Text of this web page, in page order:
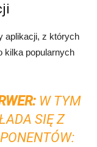
aplikacji, z których
kilka popularnych
W TYM
SIĘ Z